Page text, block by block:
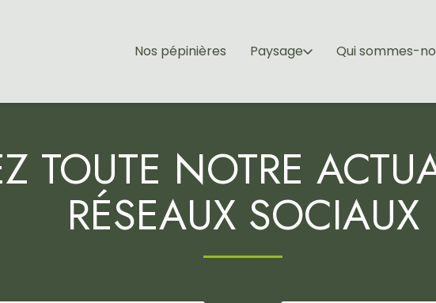
Nos pépinières Paysage Qui sommes-
TOUTE NOTRE
RÉSEAUX SOCIAUX